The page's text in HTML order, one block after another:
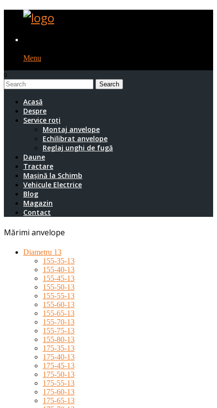
Menu
0
1
Acasă
Despre
Service roți
Montaj anvelope
Echilibrat anvelope
Reglaj unghi de fugă
Daune
Tractare
Mașină la Schimb
Vehicule Electrice
Blog
Magazin
Contact
Mărimi anvelope
Diametru 13
155-35-13
155-40-13
155-45-13
155-50-13
155-55-13
155-60-13
155-65-13
155-70-13
155-75-13
155-80-13
175-35-13
175-40-13
175-45-13
175-50-13
175-55-13
175-60-13
175-65-13